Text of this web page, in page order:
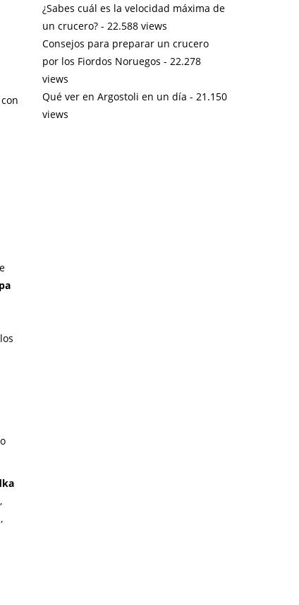
¿Sabes cuál es la velocidad máxima de
un crucero?- 22.588 views
Consejos para preparar un crucero
por los Fiordos Noruegos - 22.278
views
Qué ver en Argostoli en un día - 21.150
views